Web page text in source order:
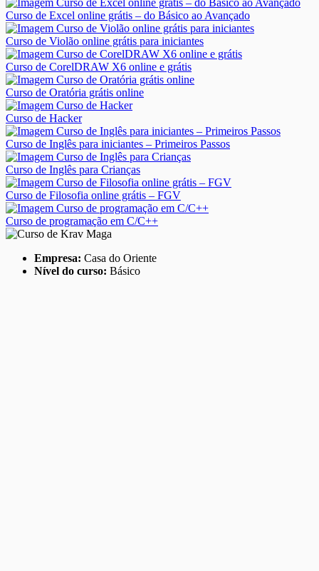
Curso de Excel online grátis – do Básico ao Avançado
Curso de Violão online grátis para iniciantes
Curso de CorelDRAW X6 online e grátis
Curso de Oratória grátis online
Curso de Hacker
Curso de Inglês para iniciantes – Primeiros Passos
Curso de Inglês para Crianças
Curso de Filosofia online grátis – FGV
Curso de programação em C/C++
Empresa: Casa do Oriente
Nível do curso: Básico